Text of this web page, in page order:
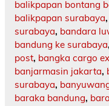
balikpapan bontang
balikpapan surabaya,
surabaya, bandara
bandung ke surabaya,
post, bangka cargo
banjarmasin jakarta,
surabaya,
baraka bandung,